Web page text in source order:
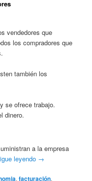
vendedores que
los compradores que
también los
se ofrece trabajo.
dinero.
a la empresa
leyendo →
,facturación,